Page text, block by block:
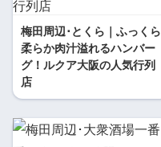
梅田周辺･とくら｜ふっくら
柔らか肉汁溢れるハンバー
グ！ルクア大阪の人気行列
店